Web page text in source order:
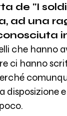
de "I
ad una
che hanno
ci hanno
disposizione